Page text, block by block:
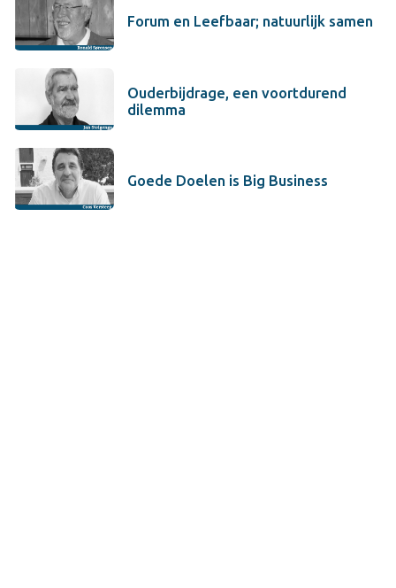
Forum en Leefbaar; natuurlijk samen
Ouderbijdrage, een voortdurend
dilemma
Goede Doelen is Big Business